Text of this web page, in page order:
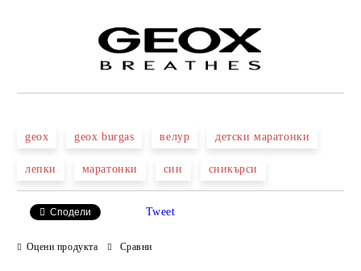
geox geox burgas велур детски маратонки
лепки маратонки син сникърси
Сподели Tweet
Оцени продукта Сравни